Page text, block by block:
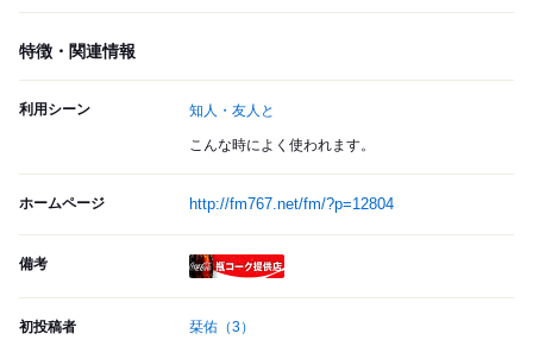
特徴・関連情報
利用シーン 知人・友人と
こんな時によく使われます。
ホームページ http://fm767.net/fm/?p=12804
備考
初投稿者 栞佑 （3）